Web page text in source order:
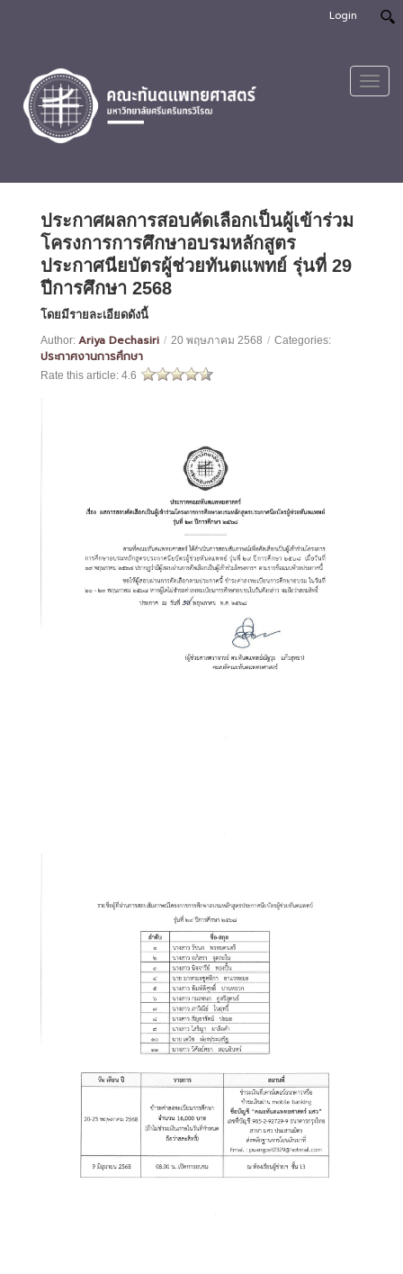
Login
ประกาศผลการสอบคัดเลือกเป็นผู้เข้าร่วม
โครงการการศึกษาอบรมหลักสูตร
ประกาศนียบัตรผู้ช่วยทันตแพทย์ รุ่นที่ 29
ปีการศึกษา 2568
โดยมีรายละเอียดดังนี้
Author: Ariya Dechasiri / 20 พฤษภาคม 2568 / Categories:
ประกาศงานการศึกษา
Rate this article: 4.6